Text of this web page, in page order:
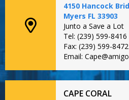
4150 Hancock
Myers FL 33903
Junto a Save a Lot
Tel: (239) 599-8416
Fax: (239) 599-8472
Email:
CAPE CORAL